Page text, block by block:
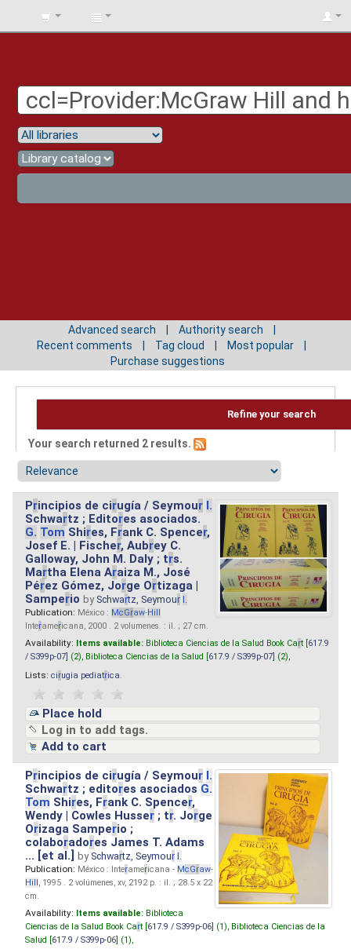
BIBLIOTECA
Advanced search
Authority search
Recent comments
Tag cloud
Most popular
Purchase suggestions
Refine your search
Your search returned 2 results.
Principios de cirugía / Seymour I.
Schwartz ; Editores asociados.
G. Tom Shires, Frank C. Spencer,
Josef E. | Fischer, Aubrey C.
Galloway, John M. Daly ; trs.
Martha Elena Araiza M., José
Pérez Gómez, Jorge Ortizaga |
Samperio by Schwartz, Seymour I.
Publication: México : McGraw-Hill
Interamericana, 2000 . 2 volumenes. : il. ; 27 cm.
Availability: Items available: Biblioteca Ciencias de la Salud Book Cart [ 617.9
/ S399p-07 ] (2), Biblioteca Ciencias de la Salud [ 617.9 / S399p-07 ] (2),
Lists: cirugia pediatrica
Place hold
Log in to add tags.
Add to cart
Principios de cirugía / Seymour I.
Schwartz ; editores asociados G.
Tom Shires, Frank C. Spencer,
Wendy | Cowles Husser ; tr. Jorge
Orizaga Samperio ;
colaboradores James T. Adams
... [et al.]by Schwartz, Seymour I.
Publication: México : Interamericana - McGraw-
Hill, 1995 . 2 volúmenes, xv, 2192 p. : il. ; 28.5 x 22
cm.
Availability: Items available: Biblioteca
Ciencias de la Salud Book Cart [ 617.9 / S399p-06 ] (1), Biblioteca Ciencias de la
Salud [ 617.9 / S399p-06 ] (1),